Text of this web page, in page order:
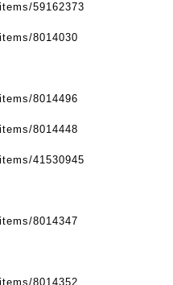
59162373
8014030
8014496
8014448
41530945
8014347
8014352